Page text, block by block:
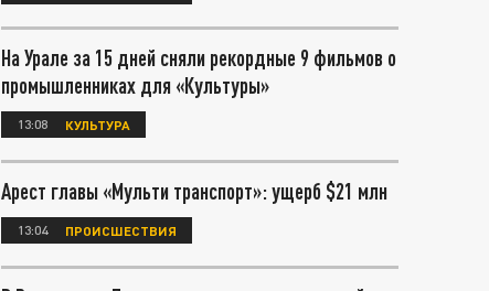
На Урале за 15 дней сняли рекордные 9 фильмов о
промышленниках для «Культуры»
13:08 КУЛЬТУРА
Арест главы «Мульти транспорт»: ущерб $21 млн
13:04 ПРОИСШЕСТВИЯ